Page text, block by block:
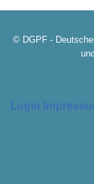
© DGPF -
Login